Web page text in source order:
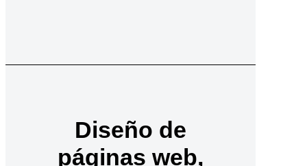
Diseño de
páginas web,